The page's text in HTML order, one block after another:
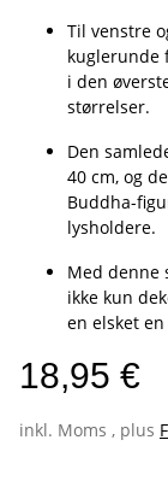
Til venstre
kuglerunde
i den
størrelser.
Den
40 cm, og
Buddha-
lysholdere.
Med denne
ikke kun
en elsket
18,95 €
inkl. Moms , plus